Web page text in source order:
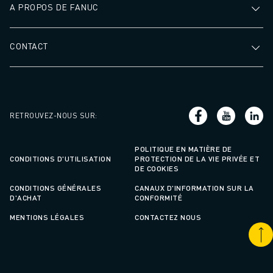
FANUC ACADEMY
WORLDSKILLS ET JEUNES TALENTS
ÉVÉNEMENTS ÉDUCATIFS
EVÉNEMENTS
A PROPOS DE FANUC
NOS SITES
DÉVELOPPEMENT DURABLE
A PROPOS DE FANUC
CONTACT
RETROUVEZ-NOUS SUR:
CONDITIONS D'UTILISATION
POLITIQUE EN MATIÈRE DE
PROTECTION DE LA VIE PRIVÉE ET
DE COOKIES
CONDITIONS GÉNÉRALES
D'ACHAT
CANAUX D'INFORMATION SUR LA
CONFORMITÉ
MENTIONS LÉGALES CONTACTEZ NOUS